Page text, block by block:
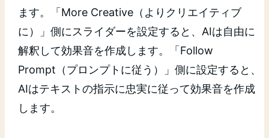
ます。「More Creative（よりクリエイティブ
に）」側にスライダーを設定すると、AIは自由に
解釈して効果音を作成します。「Follow
Prompt（プロンプトに従う）」側に設定すると、
AIはテキストの指示に忠実に従って効果音を作成
します。